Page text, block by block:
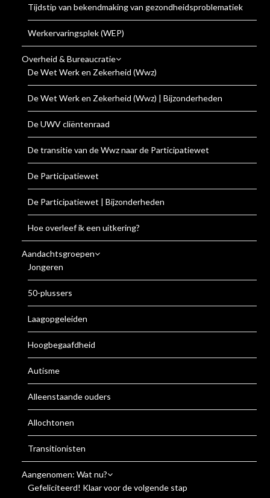
Tijdstip van bekendmaking van gezondheidsproblematiek
Werkervaringsplek (WEP)
Overheid & Bureaucratie
De Wet Werk en Zekerheid (Wwz)
De Wet Werk en Zekerheid (Wwz) | Bijzonderheden
De UWV cliëntenraad
De transitie van de Wwz naar de Participatiewet
De Participatiewet
De Participatiewet | Bijzonderheden
Hoe overleef ik een uitkering?
Aandachtsgroepen
Jongeren
50-plussers
Laagopgeleiden
Hoogbegaafdheid
Autisme
Alleenstaande ouders
Allochtonen
Transitionisten
Aangenomen: Wat nu?
Gefeliciteerd! Klaar voor de volgende stap